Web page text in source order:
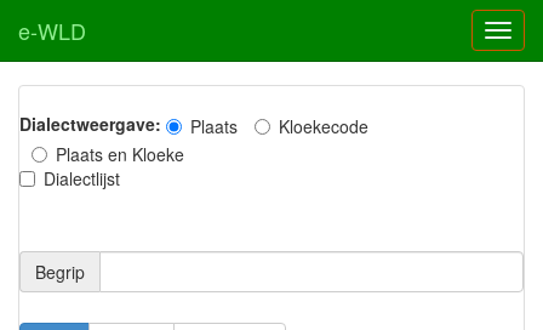
e-WLD
Dialectweergave: Plaats
Kloekecode
Plaats en Kloeke
Dialectlijst
Begrip